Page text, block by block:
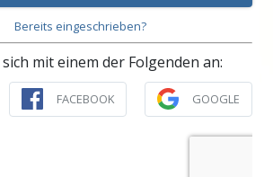
Bereits eingeschrieben?
mit einem der Folgenden an:
FACEBOOK GOOGLE